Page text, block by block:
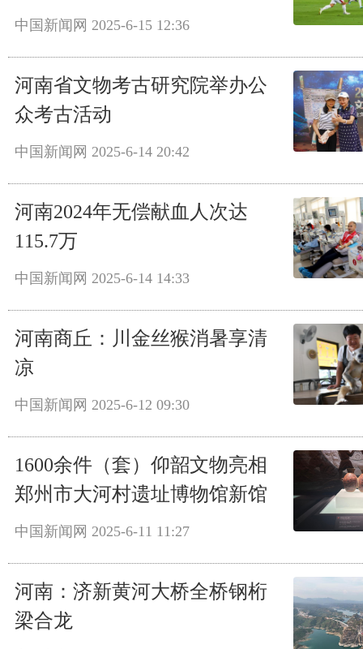
中国新闻网 2025-6-15 12:36
河南省文物考古研究院举办公
众考古活动
中国新闻网 2025-6-14 20:42
河南2024年无偿献血人次达
115.7万
中国新闻网 2025-6-14 14:33
河南商丘：川金丝猴消暑享清
凉
中国新闻网 2025-6-12 09:30
1600余件（套）仰韶文物亮相
郑州市大河村遗址博物馆新馆
中国新闻网 2025-6-11 11:27
河南：济新黄河大桥全桥钢桁
梁合龙